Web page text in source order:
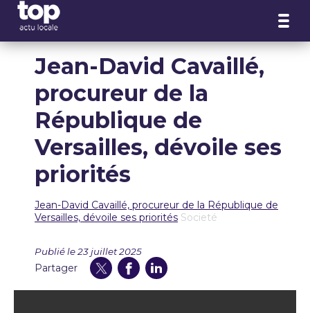
Jean-David Cavaillé,
procureur de la
République de
Versailles, dévoile ses
priorités
Jean-David Cavaillé, procureur de la République de
Versailles, dévoile ses priorités Societé
Publié le 23 juillet 2025
Partager
Panneau de gestion des cookies